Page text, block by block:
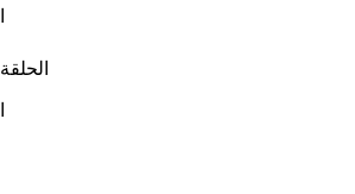
الحلقة 2: الحديقة السرية